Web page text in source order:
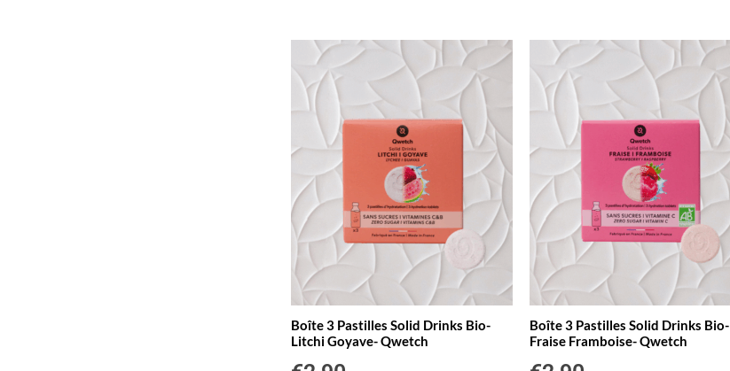
Boîte 3 Pastilles Solid Drinks Bio-
Litchi Goyave- Qwetch
Boîte 3 Pastilles Solid Drinks Bio-
Fraise Framboise- Qwetch